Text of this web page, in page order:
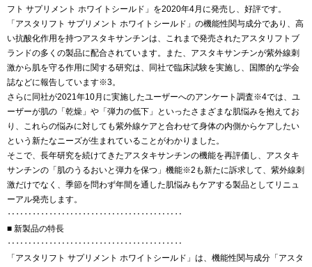
フト サプリメント ホワイトシールド」を2020年4月に発売し、好評です。
「アスタリフト サプリメント ホワイトシールド」の機能性関与成分であり、高
い抗酸化作用を持つアスタキサンチンは、これまで発売されたアスタリフトブ
ランドの多くの製品に配合されています。また、アスタキサンチンが紫外線刺
激から肌を守る作用に関する研究は、同社で臨床試験を実施し、国際的な学会
誌などに報告しています※3。
さらに同社が2021年10月に実施したユーザーへのアンケート調査※4では、ユ
ーザーが肌の「乾燥」や「弾力の低下」といったさまざまな肌悩みを抱えてお
り、これらの悩みに対しても紫外線ケアと合わせて身体の内側からケアしたい
という新たなニーズが生まれていることがわかりました。
そこで、長年研究を続けてきたアスタキサンチンの機能を再評価し、アスタキ
サンチンの「肌のうるおいと弾力を保つ」機能※2も新たに訴求して、紫外線刺
激だけでなく、季節を問わず年間を通した肌悩みもケアする製品としてリニュ
ーアル発売します。
‥‥‥‥‥‥‥‥‥‥‥‥‥‥‥‥‥‥‥‥‥
■ 新製品の特長
‥‥‥‥‥‥‥‥‥‥‥‥‥‥‥‥‥‥‥‥‥
「アスタリフト サプリメント ホワイトシールド」は、機能性関与成分「アスタ